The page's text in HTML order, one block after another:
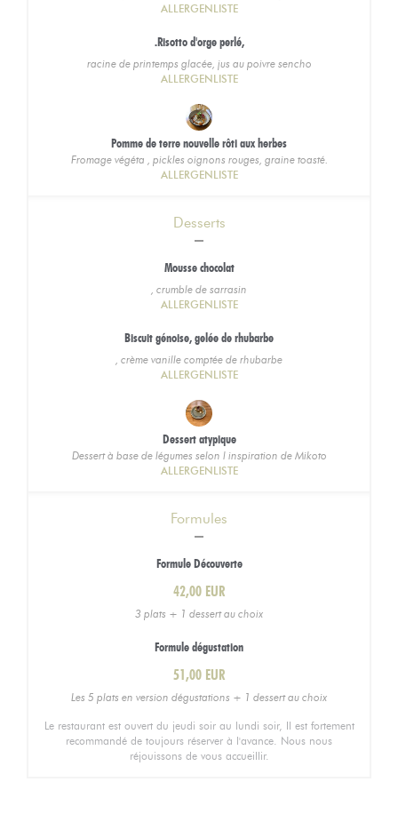
ALLERGENLISTE
.Risotto d'orge perlé,
racine de printemps glacée, jus au poivre sencho
ALLERGENLISTE
Pomme de terre nouvelle rôti aux herbes
Fromage végéta , pickles oignons rouges, graine toasté.
ALLERGENLISTE
Desserts
Mousse chocolat
, crumble de sarrasin
ALLERGENLISTE
Biscuit génoise, gelée de rhubarbe
, crème vanille comptée de rhubarbe
ALLERGENLISTE
Dessert atypique
Dessert à base de légumes selon l inspiration de Mikoto
ALLERGENLISTE
Formules
Formule Découverte
42,00 EUR
3 plats + 1 dessert au choix
Formule dégustation
51,00 EUR
Les 5 plats en version dégustations + 1 dessert au choix
Le restaurant est ouvert du jeudi soir au lundi soir, Il est fortement
recommandé de toujours réserver à l'avance. Nous nous
réjouissons de vous accueillir.